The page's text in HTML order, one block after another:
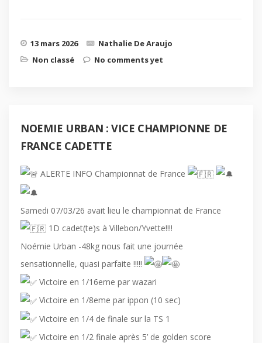
13 mars 2026
Nathalie De Araujo
Non classé
No comments yet
NOEMIE URBAN : VICE CHAMPIONNE DE
FRANCE CADETTE
ALERTE INFO Championnat de France
Samedi 07/03/26 avait lieu le championnat de France
1D cadet(te)s à Villebon/Yvette!!!!
Noémie Urban -48kg nous fait une journée
sensationnelle, quasi parfaite !!!!!
Victoire en 1/16eme par wazari
Victoire en 1/8eme par ippon (10 sec)
Victoire en 1/4 de finale sur la TS 1
Victoire en 1/2 finale après 5’ de golden score